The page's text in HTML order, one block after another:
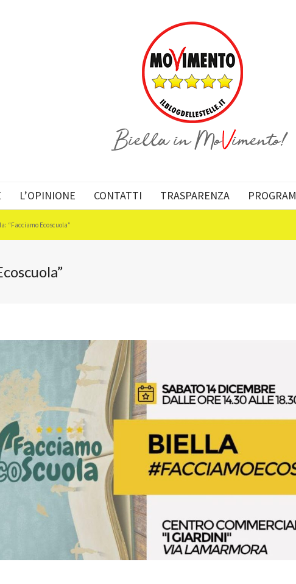
L’OPINIONE CONTATTI TRASPARENZA
“Facciamo Ecoscuola”